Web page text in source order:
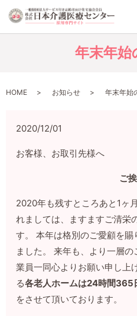
年末年始
HOME お知らせ 年末年始
2020/12/01
お客様、お取引先様へ
ご
2020年も残すところあと1ヶ
れましては、ますますご清栄
す。 本年は格別のご愛顧を
ました。 来年も、より一層
業員一同心よりお願い申し上
る各老人ホームは24時間365
をさせて頂いております。